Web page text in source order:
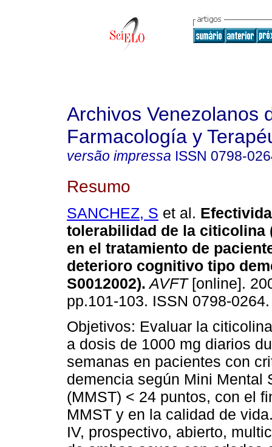
Archivos Venezolanos
Farmacología y
versão impressa ISSN 0798-
Resumo
SANCHEZ, S et al.
tolerabilidad de la citicolina
en el tratamiento de
deterioro cognitivo tipo
S0012002). AVFT[online].
pp.101-103. ISSN 0798-0264.
Objetivos: Evaluar la
a dosis de 1000 mg diarios
semanas en pacientes con
demencia según Mini Mental
(MMST) < 24 puntos, con el
MMST y en la calidad de
IV, prospectivo, abierto,